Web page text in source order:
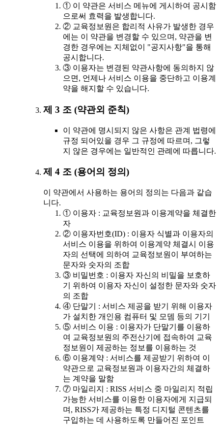
① 이 약관은 서비스 메뉴에 게시하여 공시함
으로써 효력을 발생합니다.
② 교육정보원은 합리적 사유가 발생한 경우
에는 이 약관을 변경할 수 있으며, 약관을 변
경한 경우에는 지체없이 "공지사항"을 통해
공시합니다.
③ 이용자는 변경된 약관사항에 동의하지 않
으면, 언제나 서비스 이용을 중단하고 이용계
약을 해지할 수 있습니다.
제 3 조 (약관외 준칙)
이 약관에 명시되지 않은 사항은 관계 법령에
규정 되어있을 경우 그 규정에 따르며, 그렇
지 않은 경우에는 일반적인 관례에 따릅니다.
제 4 조 (용어의 정의)
이 약관에서 사용하는 용어의 정의는 다음과 같습
니다.
① 이용자 : 교육정보원과 이용계약을 체결한
자
② 이용자번호(ID) : 이용자 식별과 이용자의
서비스 이용을 위하여 이용계약 체결시 이용
자의 선택에 의하여 교육정보원이 부여하는
문자와 숫자의 조합
③ 비밀번호 : 이용자 자신의 비밀을 보호하
기 위하여 이용자 자신이 설정한 문자와 숫자
의 조합
④ 단말기 : 서비스 제공을 받기 위해 이용자
가 설치한 개인용 컴퓨터 및 모뎀 등의 기기
⑤ 서비스 이용 : 이용자가 단말기를 이용하
여 교육정보원의 주전산기에 접속하여 교육
정보원이 제공하는 정보를 이용하는 것
⑥ 이용계약 : 서비스를 제공받기 위하여 이
약관으로 교육정보원과 이용자간의 체결하
는 계약을 말함
⑦ 마일리지 : RISS 서비스 중 마일리지 적립
가능한 서비스를 이용한 이용자에게 지급되
며, RISS가 제공하는 특정 디지털 콘텐츠를
구입하는 데 사용하도록 만들어진 포인트